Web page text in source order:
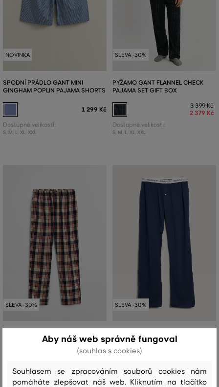
NOVINKA
SPODNÍ PRÁDLO GANT MINI
GINGHAM POPLIN PAJAMA SHORTS
1 299 Kč
Dostupné velikosti:
S, M, L, XL, XXL
SLEVA -30%
PYŽAMO GANT FLANNEL CHECK
PAJAMA SET GIFT BOX
3 399 Kč
2 379 Kč
Dostupné velikosti:
S, M, L, XL, XXL
SLEVA -30%
FLANNEL CHECK PAJAMA PANTS
Dostupné velikosti:
, L, XL, XXL
SLEVA -30%
PAJAMA PANTS
Dostupné velikosti:
S, XL, XXL
Aby náš web správně fungoval
(souhlas s cookies)
Souhlasem se zpracováním souborů cookies nám
pomáháte zlepšovat náš web. Kliknutím na tlačítko